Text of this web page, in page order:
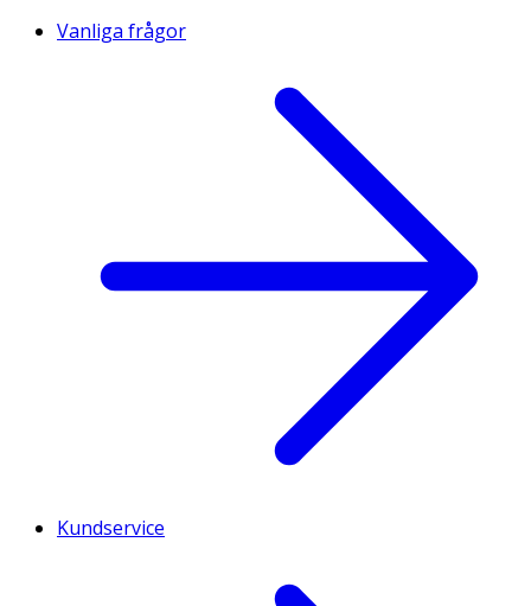
Vanliga frågor
Kundservice